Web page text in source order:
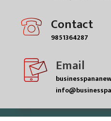
Contact
9851364287
Email